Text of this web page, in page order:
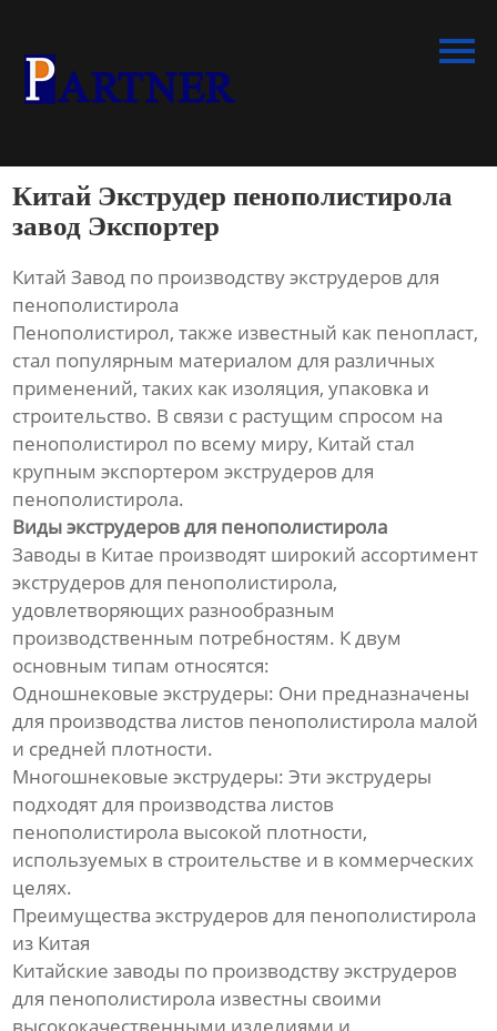
Продукция
спиральновитых труб из ПНД
Линия по производству
экструдированного
Линия по производству
водопроводных труб из ПНД
Оборудование для
производства труб со
структурированной стенкой
Линия по производству
гофрированных труб из
полиэтилена
трехцветных ротангов из ПЭ/
ПП
Линия по производству
прутка для 3D-принтера
Оборудование для сварки
профильных панелей
Непрерывная линия по
производству
Оборудование для
непрерывной намотки труб с
ребрами
Китай Экструдер пенополистирола
завод Экспортер
Китай Завод по производству экструдеров для
пенополистирола
Пенополистирол, также известный как пенопласт,
стал популярным материалом для различных
применений, таких как изоляция, упаковка и
строительство. В связи с растущим спросом на
пенополистирол по всему миру, Китай стал
крупным экспортером экструдеров для
пенополистирола.
Виды экструдеров для пенополистирола
Заводы в Китае производят широкий ассортимент
экструдеров для пенополистирола,
удовлетворяющих разнообразным
производственным потребностям. К двум
основным типам относятся:
Одношнековые экструдеры: Они предназначены
для производства листов пенополистирола малой
и средней плотности.
Многошнековые экструдеры: Эти экструдеры
подходят для производства листов
пенополистирола высокой плотности,
используемых в строительстве и в коммерческих
целях.
Преимущества экструдеров для пенополистирола
из Китая
Китайские заводы по производству экструдеров
для пенополистирола известны своими